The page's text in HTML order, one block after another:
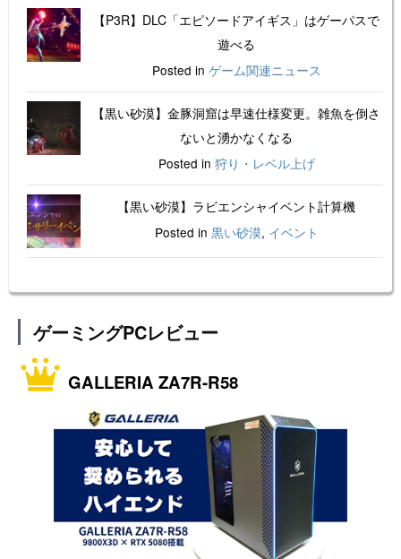
【P3R】DLC「エピソードアイギス」はゲーパスで
遊べる
Posted in ゲーム関連ニュース
【黒い砂漠】金豚洞窟は早速仕様変更。雑魚を倒さ
ないと湧かなくなる
Posted in 狩り・レベル上げ
【黒い砂漠】ラビエンシャイベント計算機
Posted in 黒い砂漠, イベント
ゲーミングPCレビュー
GALLERIA ZA7R-R58